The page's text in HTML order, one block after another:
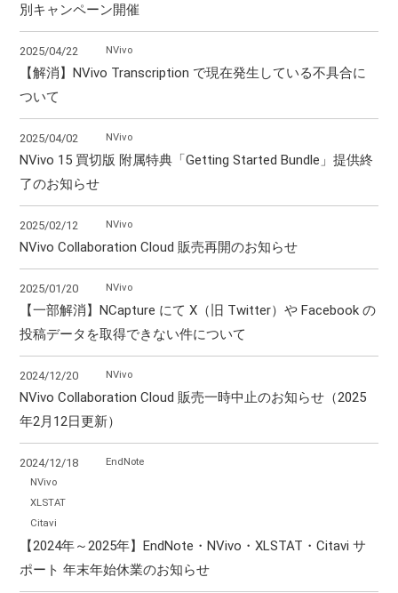
別キャンペーン開催
2025/04/22 NVivo
【解消】NVivo Transcription で現在発生している不具合に
ついて
2025/04/02 NVivo
NVivo 15 買切版 附属特典「Getting Started Bundle」提供終
了のお知らせ
2025/02/12 NVivo
NVivo Collaboration Cloud 販売再開のお知らせ
2025/01/20 NVivo
【一部解消】NCapture にて X（旧 Twitter）や Facebook の
投稿データを取得できない件について
2024/12/20 NVivo
NVivo Collaboration Cloud 販売一時中止のお知らせ（2025
年2月12日更新）
2024/12/18
EndNote
NVivo
XLSTAT
Citavi
【2024年～2025年】EndNote・NVivo・XLSTAT・Citavi サ
ポート 年末年始休業のお知らせ